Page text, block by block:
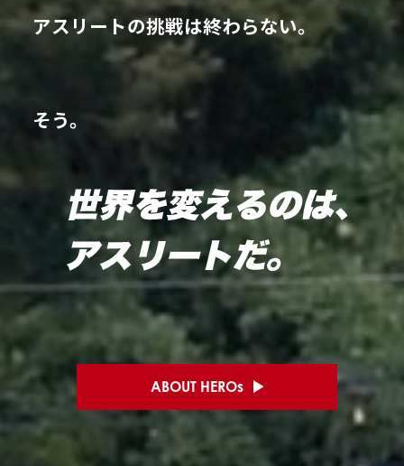
アスリートの挑戦は終わらない。
そう。
ABOUT HEROs